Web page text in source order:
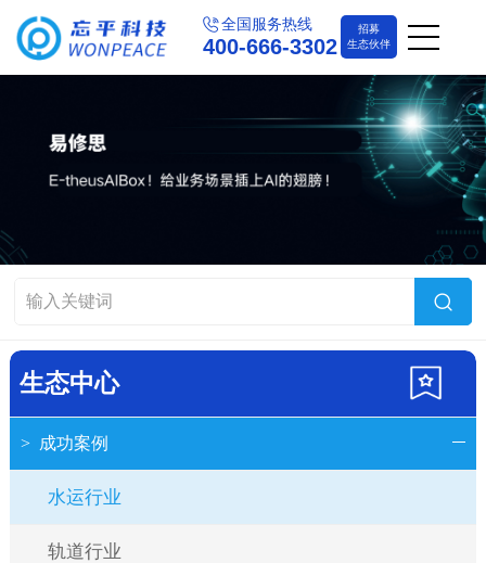
全国服务热线
400-666-3302
招募
生态伙伴
生态中心
> 成功案例
水运行业
轨道行业